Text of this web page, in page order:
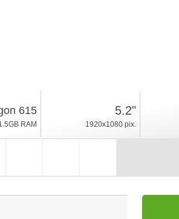
615
RAM
5.2"
1920x1080 pix.